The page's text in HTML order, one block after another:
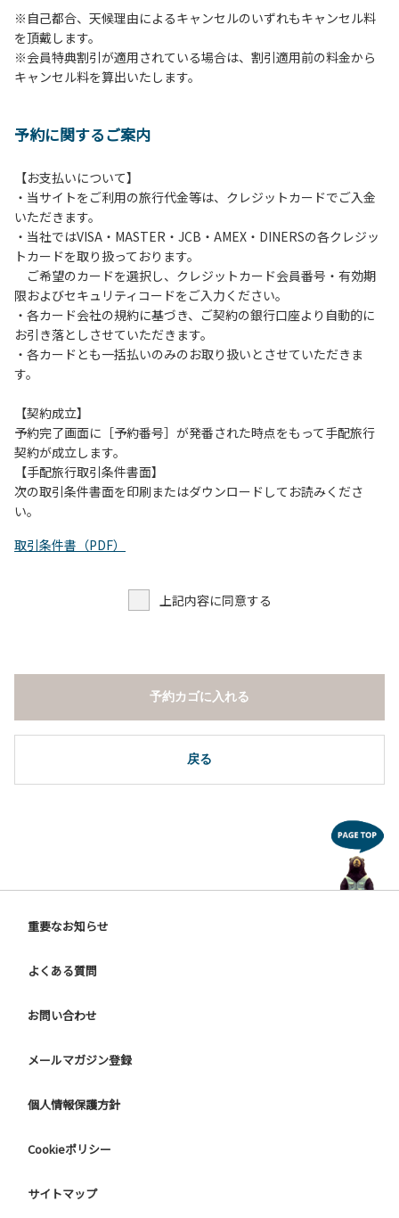
・電源は各サイトにありますのでご利用ください。ただし、
発電機等は使用できません。
・キャンプサイトでは、車のエンジンを停止してください。
・場内での制限速度は10㎞/h以下です。
用）はお止めください。
自己管理責任とさせていただきます。
※自己都合、天候理由によるキャンセルのいずれもキャンセル料
を頂戴します。
※会員特典割引が適用されている場合は、割引適用前の料金から
キャンセル料を算出いたします。
予約に関するご案内
【お支払いについて】
・当サイトをご利用の旅行代金等は、クレジットカードでご入金
いただきます。
・当社ではVISA・MASTER・JCB・AMEX・DINERSの各クレジッ
トカードを取り扱っております。
ご希望のカードを選択し、クレジットカード会員番号・有効期
限およびセキュリティコードをご入力ください。
・各カード会社の規約に基づき、ご契約の銀行口座より自動的に
お引き落としさせていただきます。
・各カードとも一括払いのみのお取り扱いとさせていただきま
す。
【契約成立】
予約完了画面に［予約番号］が発番された時点をもって手配旅行
契約が成立します。
【手配旅行取引条件書面】
次の取引条件書面を印刷またはダウンロードしてお読みくださ
い。
取引条件書（PDF）
上記内容に同意する
戻る
予約カゴに入れる
重要なお知らせ
よくある質問
お問い合わせ
メールマガジン登録
個人情報保護方針
Cookieポリシー
サイトマップ